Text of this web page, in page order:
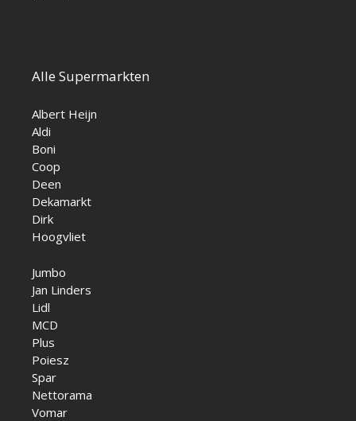
Alle Supermarkten
Albert Heijn
Aldi
Boni
Coop
Deen
Dekamarkt
Dirk
Hoogvliet
Jumbo
Jan Linders
Lidl
MCD
Plus
Poiesz
Spar
Nettorama
Vomar